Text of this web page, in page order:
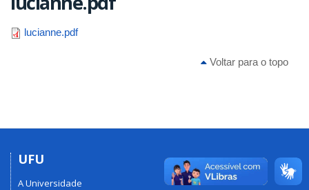
lucianne.pdf
Voltar para o topo
UFU
A Universidade